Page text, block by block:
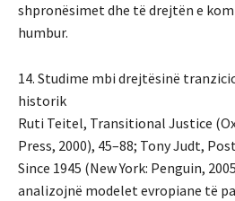
shpronësimet dhe të drejtën e
humbur.
14. Studime mbi drejtësinë
historik
Ruti Teitel, Transitional Justice
Press, 2000), 45–88; Tony Judt,
Since 1945 (New York: Penguin,
analizojnë modelet evropiane të